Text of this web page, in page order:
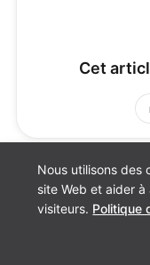
Nous utilisons des
site Web et aider
visiteurs. Politique
Cet
Préférences de